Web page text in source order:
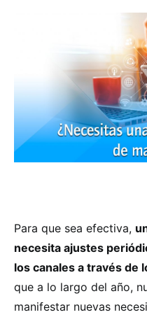
Para que sea efectiva,
necesita ajustes
los canales a través de
que a lo largo del año,
manifestar nuevas